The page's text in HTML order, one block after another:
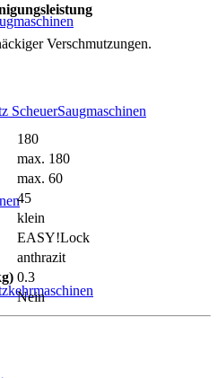
ScheuerSaugmaschinen
Verschmutzungen.
180
max. 180
max. 60
45
klein
EASY!Lock
anthrazit
0.3
Nein